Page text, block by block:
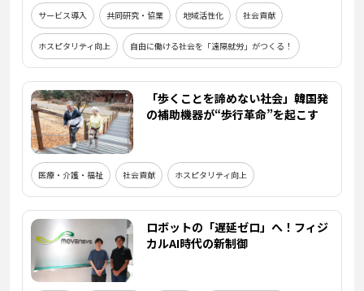
サービス導入 共同研究・協業 地域活性化 社会貢献
ホスピタリティ向上 自由に働ける社会を「遠隔就労」がつくる！
「歩くことを諦めない社会」韓国発
の補助機器が“歩行革命”を起こす
医療・介護・福祉 社会貢献 ホスピタリティ向上
ロボットの「遅延ゼロ」へ！フィジ
カルAI時代の新制御